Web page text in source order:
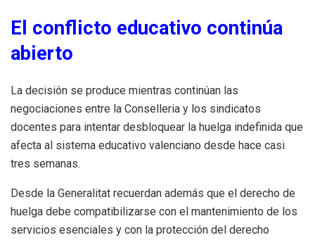
El conflicto educativo continúa
abierto
La decisión se produce mientras continúan las
negociaciones entre la Conselleria y los sindicatos
docentes para intentar desbloquear la huelga indefinida que
afecta al sistema educativo valenciano desde hace casi
tres semanas.
Desde la Generalitat recuerdan además que el derecho de
huelga debe compatibilizarse con el mantenimiento de los
servicios esenciales y con la protección del derecho